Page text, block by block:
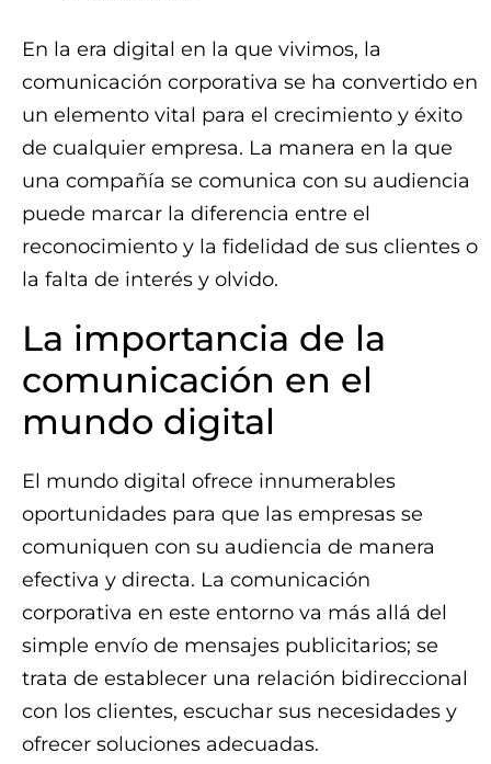
En la era digital en la que vivimos, la
comunicación corporativa se ha convertido en
un elemento vital para el crecimiento y éxito
de cualquier empresa. La manera en la que
una compañía se comunica con su audiencia
puede marcar la diferencia entre el
reconocimiento y la fidelidad de sus clientes o
la falta de interés y olvido.
La importancia de la
comunicación en el
mundo digital
El mundo digital ofrece innumerables
oportunidades para que las empresas se
comuniquen con su audiencia de manera
efectiva y directa. La comunicación
corporativa en este entorno va más allá del
simple envío de mensajes publicitarios; se
trata de establecer una relación bidireccional
con los clientes, escuchar sus necesidades y
ofrecer soluciones adecuadas.